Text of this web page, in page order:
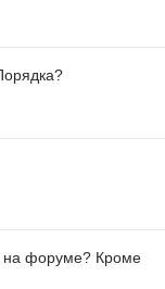
на форуме? Кроме